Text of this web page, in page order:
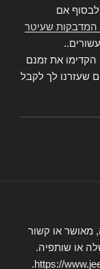
אם
המדבקות שעיטר
הקדימו את זמנם
שעזרנו לך לקבל
מאושר או קשור
או שותפיה.
האתר הרשמי של ג'יפ נמצא בכתובת https://www.jeep.com.